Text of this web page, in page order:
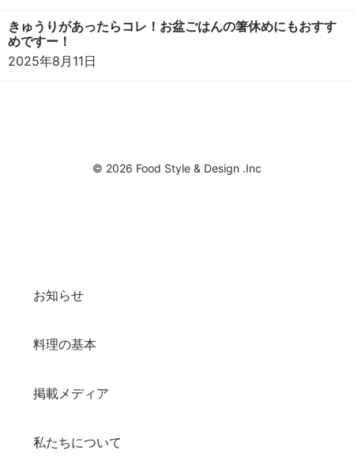
きゅうりがあったらコレ！お盆ごはんの箸休めにもおすす
めですー！
2025年8月11日
© 2026 Food Style & Design .Inc
お知らせ
料理の基本
掲載メディア
私たちについて